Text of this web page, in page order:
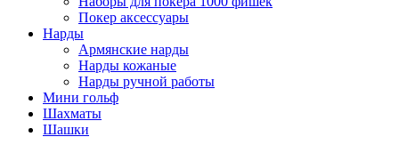
Покер аксессуары
Нарды
Армянские нарды
Нарды кожаные
Нарды ручной работы
Мини гольф
Шахматы
Шашки